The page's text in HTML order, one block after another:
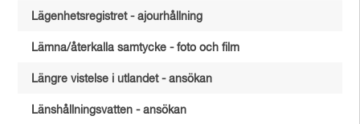
Lägenhetsregistret - ajourhållning
Lämna/återkalla samtycke - foto och film
Längre vistelse i utlandet - ansökan
Länshållningsvatten - ansökan